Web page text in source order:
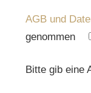
AGB und
genommen
Please leave
Bitte gib eine